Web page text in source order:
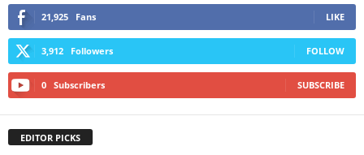
21,925 Fans LIKE
3,912 Followers FOLLOW
0 Subscribers SUBSCRIBE
EDITOR PICKS